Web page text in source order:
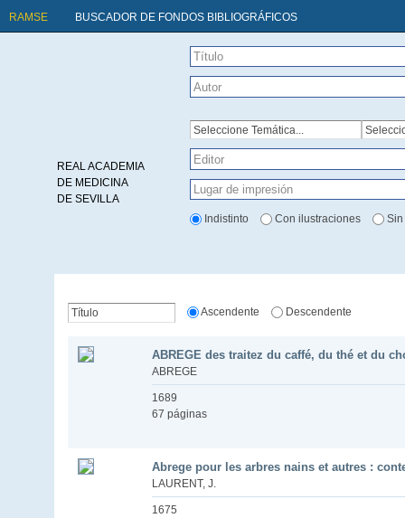
RAMSE BUSCADOR DE FONDOS BIBLIOGRÁFICOS
REAL ACADEMIA
DE MEDICINA
DE SEVILLA
Indistinto
Con ilustraciones
Ascendente Descendente
ABREGE des traitez du caffé, du thé et du
ABREGE
1689
67 páginas
Abrege pour les arbres nains et autres :
LAURENT, J.
1675